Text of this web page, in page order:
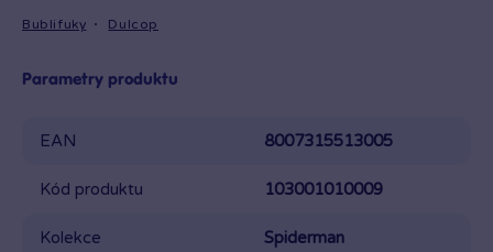
Bublifuky Dulcop
Parametry produktu
EAN 8007315513005
Kód produktu 103001010009
Kolekce Spiderman